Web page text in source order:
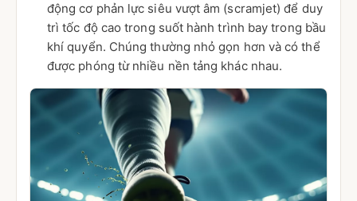
động cơ phản lực siêu vượt âm (scramjet) để duy
trì tốc độ cao trong suốt hành trình bay trong bầu
khí quyển. Chúng thường nhỏ gọn hơn và có thể
được phóng từ nhiều nền tảng khác nhau.